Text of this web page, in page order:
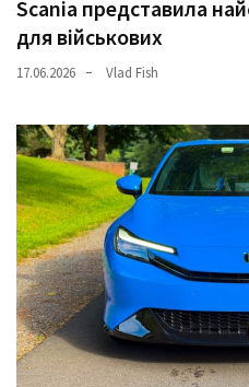
Scania представила
для військових
17.06.2026 Vlad Fish